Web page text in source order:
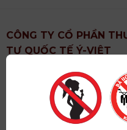
CÔNG TY CỔ PHẦN
TƯ QUỐC TẾ Ý-VIỆT
: Khu 6, Xã Hoài
Showroom: Số 09 Phố
Thành Phố Hà Nội
Giấy ĐKKD số: